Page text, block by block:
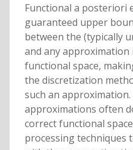
Functional a posteriori
guaranteed upper
between the (typically
and any
functional space,
the discretization
such an
approximations often
correct functional
processing techniques